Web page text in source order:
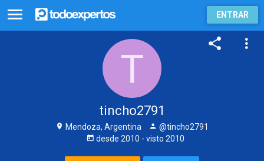
ENTRAR
tincho2791
Mendoza, Argentina
@tincho2791
desde 2010 - visto 2010